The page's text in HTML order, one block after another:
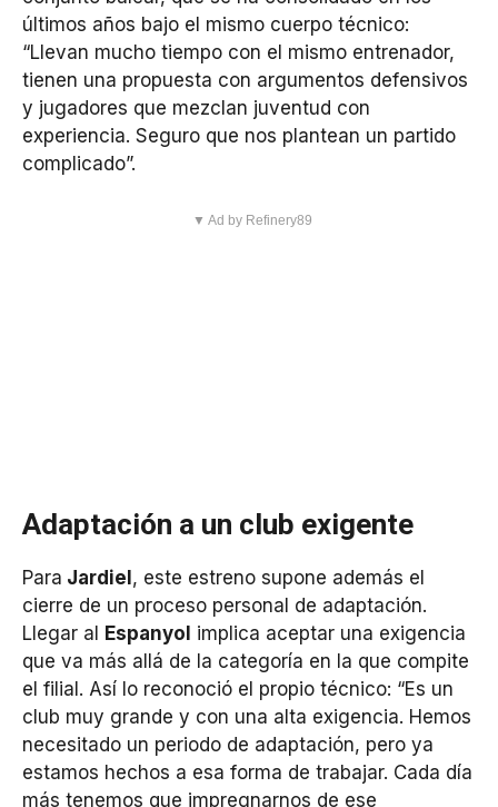
últimos años bajo el mismo cuerpo técnico:
“Llevan mucho tiempo con el mismo entrenador,
tienen una propuesta con argumentos defensivos
y jugadores que mezclan juventud con
experiencia. Seguro que nos plantean un partido
complicado”.
▼ Ad by Refinery89
Adaptación a un club exigente
Para Jardiel, este estreno supone además el
cierre de un proceso personal de adaptación.
Llegar al Espanyol implica aceptar una exigencia
que va más allá de la categoría en la que compite
el filial. Así lo reconoció el propio técnico: “Es un
club muy grande y con una alta exigencia. Hemos
necesitado un periodo de adaptación, pero ya
estamos hechos a esa forma de trabajar. Cada día
más tenemos que impregnarnos de ese